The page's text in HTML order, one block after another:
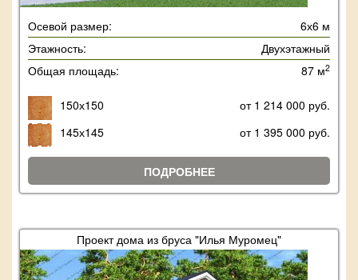
Осевой размер:
6х6 м
Этажность:
Двухэтажный
Общая площадь:
87 м2
150х150
от 1 214 000 руб.
145х145
от 1 395 000 руб.
ПОДРОБНЕЕ
Проект дома из бруса "Илья Муромец"